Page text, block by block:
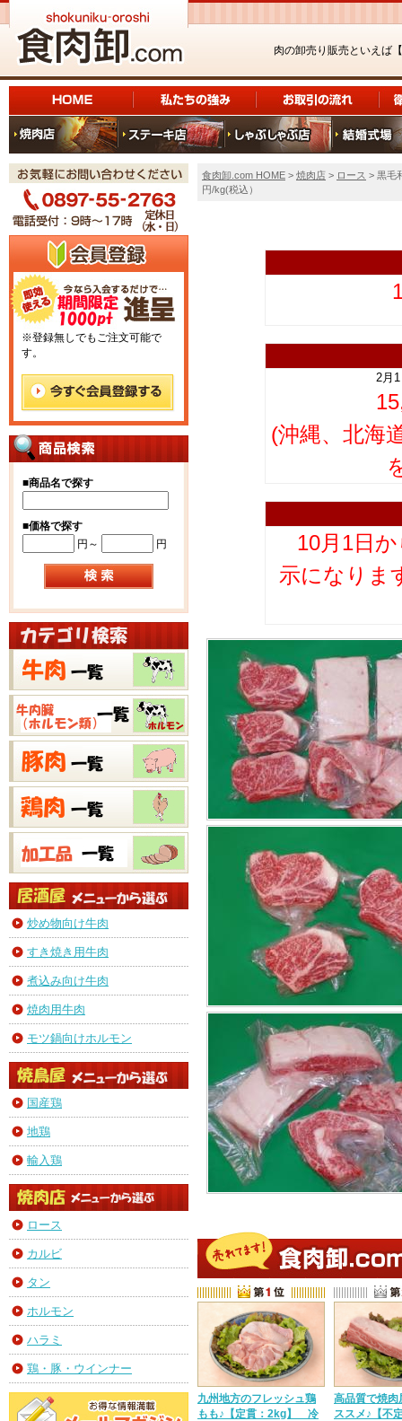
肉の卸売り販売といえば【
※登録無しでもご注文可能で
す。
■商品名で探す
■価格で探す
円～
円
炒め物向け牛肉
すき焼き用牛肉
煮込み向け牛肉
焼肉用牛肉
モツ鍋向けホルモン
国産鶏
地鶏
輸入鶏
ロース
カルビ
タン
ホルモン
ハラミ
鶏・豚・ウインナー
食肉卸.com HOME > 焼肉店 > ロース > 黒毛
円/kg(税込）
2月
(沖縄、北海
10月1日
示になりま
九州地方のフレッシュ鶏
もも♪【定貫：2kg】 冷
高品質で焼肉
ススメ♪【不